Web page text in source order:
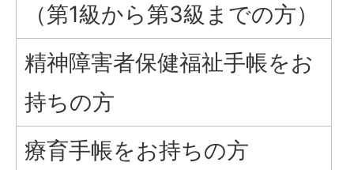
（第1級から第3級までの方）
精神障害者保健福祉手帳をお
持ちの方
療育手帳をお持ちの方